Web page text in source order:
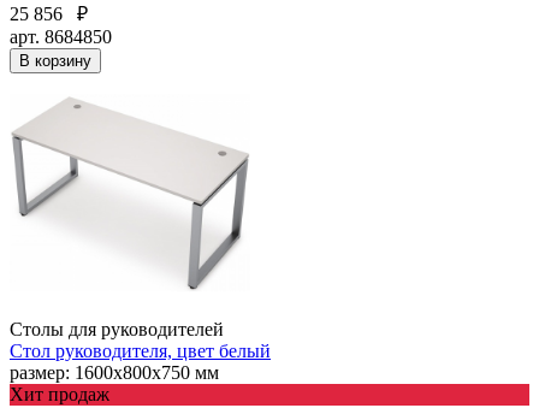
25 856
₽
арт. 8684850
В корзину
Столы для руководителей
Стол руководителя, цвет белый
размер: 1600х800х750 мм
Хит продаж